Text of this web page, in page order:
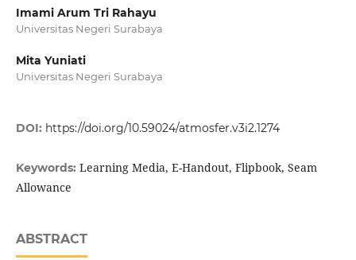
Imami Arum Tri Rahayu
Universitas Negeri Surabaya
Mita Yuniati
Universitas Negeri Surabaya
DOI: https://doi.org/10.59024/atmosfer.v3i2.1274
Keywords: Learning Media, E-Handout, Flipbook, Seam
Allowance
ABSTRACT